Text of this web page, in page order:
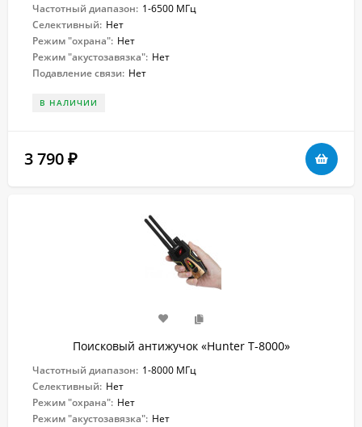
Частотный диапазон: 1-6500 МГц
Селективный: Нет
Режим "охрана": Нет
Режим "акустозавязка": Нет
Подавление связи: Нет
В НАЛИЧИИ
3 790 ₽
Поисковый антижучок «Hunter T-8000»
Частотный диапазон: 1-8000 МГц
Селективный: Нет
Режим "охрана": Нет
Режим "акустозавязка": Нет